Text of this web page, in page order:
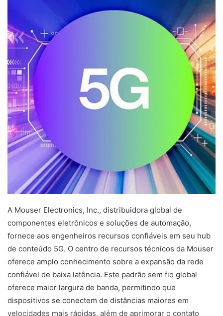
A Mouser Electronics, Inc., distribuidora global de
componentes eletrônicos e soluções de automação,
fornece aos engenheiros recursos confiáveis ​​em seu hub
de conteúdo 5G. O centro de recursos técnicos da Mouser
oferece amplo conhecimento sobre a expansão da rede
confiável de baixa latência. Este padrão sem fio global
oferece maior largura de banda, permitindo que
dispositivos se conectem de distâncias maiores em
velocidades mais rápidas, além de aprimorar o contato